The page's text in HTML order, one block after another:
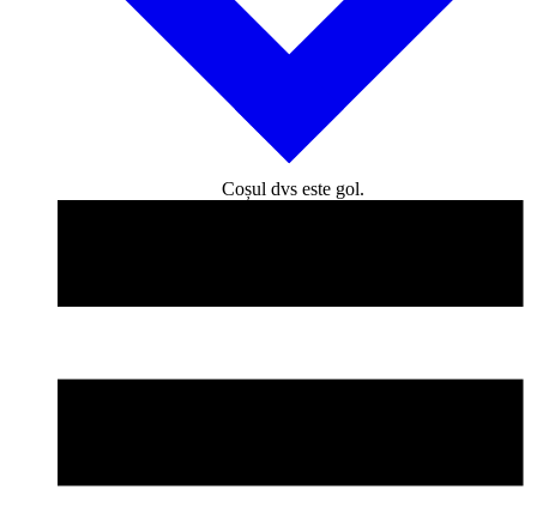
Coșul dvs este gol.